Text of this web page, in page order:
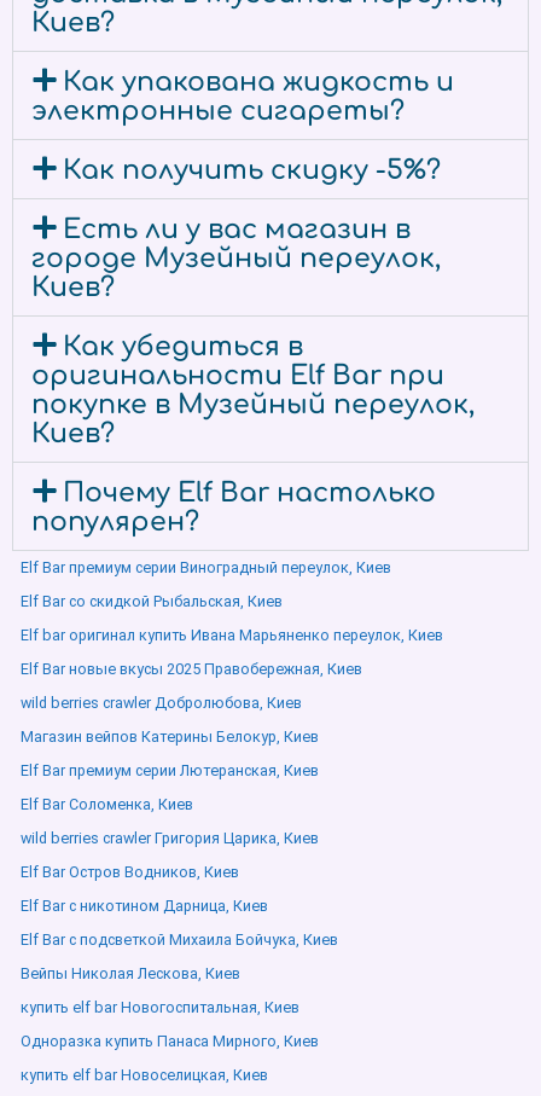
Киев?
Как упакована жидкость и
электронные сигареты?
Как получить скидку -5%?
Есть ли у вас магазин в
городе Музейный переулок,
Киев?
Как убедиться в
оригинальности Elf Bar при
покупке в Музейный переулок,
Киев?
Почему Elf Bar настолько
популярен?
Elf Bar премиум серии Виноградный переулок, Киев
Elf Bar со скидкой Рыбальская, Киев
Elf bar оригинал купить Ивана Марьяненко переулок, Киев
Elf Bar новые вкусы 2025 Правобережная, Киев
wild berries crawler Добролюбова, Киев
Магазин вейпов Катерины Белокур, Киев
Elf Bar премиум серии Лютеранская, Киев
Elf Bar Соломенка, Киев
wild berries crawler Григория Царика, Киев
Elf Bar Остров Водников, Киев
Elf Bar с никотином Дарница, Киев
Elf Bar с подсветкой Михаила Бойчука, Киев
Вейпы Николая Лескова, Киев
купить elf bar Новогоспитальная, Киев
Одноразка купить Панаса Мирного, Киев
купить elf bar Новоселицкая, Киев